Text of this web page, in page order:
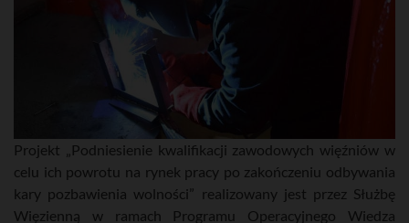
Projekt „Podniesienie kwalifikacji zawodowych więźniów w
celu ich powrotu na rynek pracy po zakończeniu odbywania
kary pozbawienia wolności” realizowany jest przez Służbę
Więzienną w ramach Programu Operacyjnego Wiedza